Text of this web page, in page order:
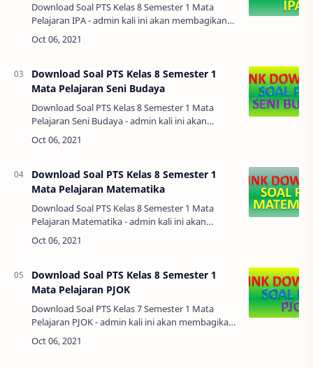
Download Soal PTS Kelas 8 Semester 1 Mata
Pelajaran IPA - admin kali ini akan membagikan
soal pts/uts mata pelajaran ipa agar di download
bapak ibu guru, agar bisa untuk refer…
Download Soal PTS Kelas 8 Semester 1
Mata Pelajaran Seni Budaya
Download Soal PTS Kelas 8 Semester 1 Mata
Pelajaran Seni Budaya - admin kali ini akan
membagikan soal pts/uts mata pelajaran Seni
Budaya agar di download bapak ibu guru, agar …
Download Soal PTS Kelas 8 Semester 1
Mata Pelajaran Matematika
Download Soal PTS Kelas 8 Semester 1 Mata
Pelajaran Matematika - admin kali ini akan
membagikan soal pts/uts mata pelajaran
matematika agar di download bapak ibu guru,
Download Soal PTS Kelas 8 Semester 1
Mata Pelajaran PJOK
Download Soal PTS Kelas 7 Semester 1 Mata
Pelajaran PJOK - admin kali ini akan membagikan
soal pts/uts mata pelajaran PJOK agar di
download bapak ibu guru, agar bisa untuk ref…